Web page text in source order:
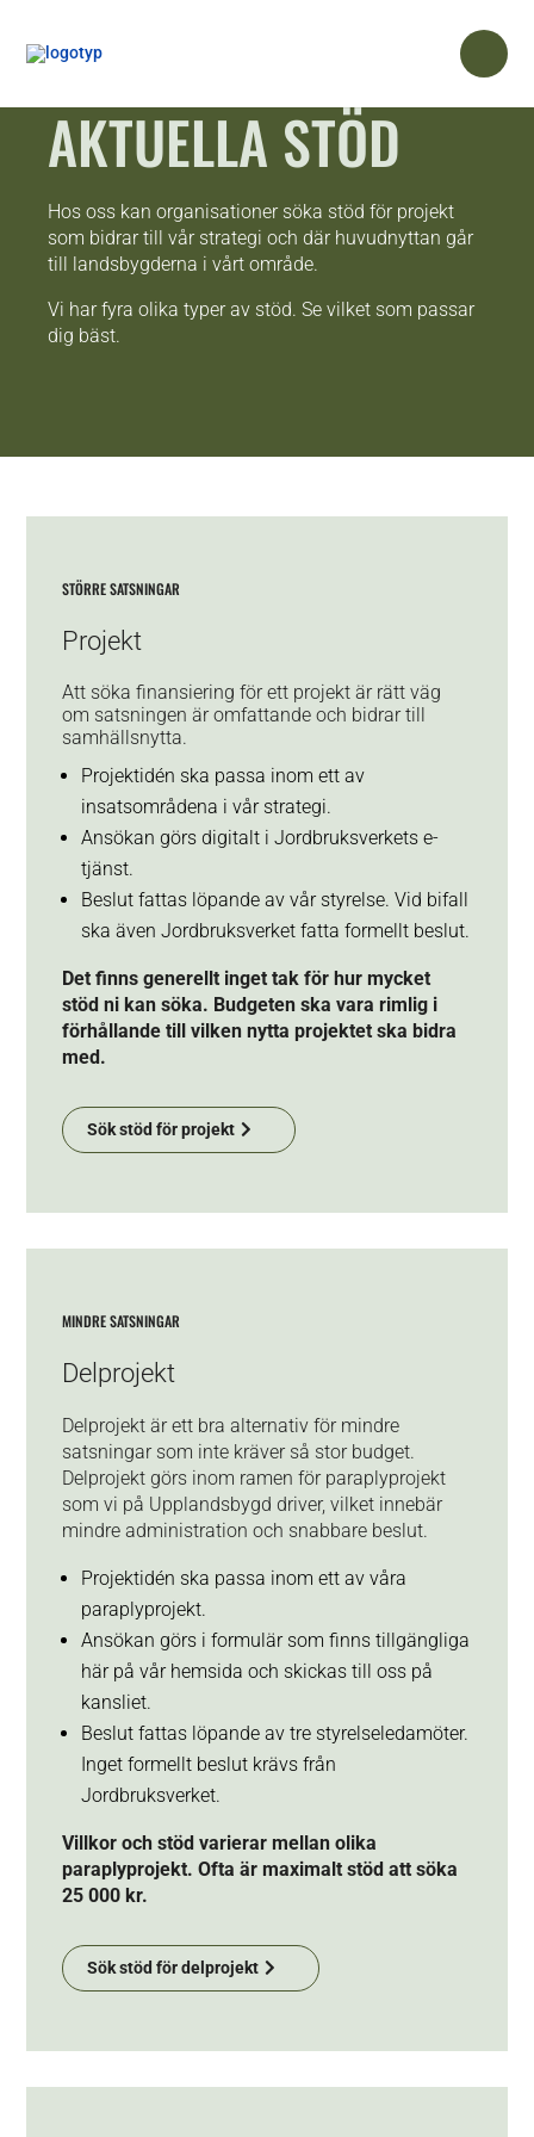
AKTUELLA STÖD
Hos oss kan organisationer söka stöd för projekt
som bidrar till vår strategi och där huvudnyttan går
till landsbygderna i vårt område.
Vi har fyra olika typer av stöd. Se vilket som passar
dig bäst.
STÖRRE SATSNINGAR
Projekt
Att söka finansiering för ett projekt är rätt väg
om satsningen är omfattande och bidrar till
samhällsnytta.
Projektidén ska passa inom ett av
insatsområdena i vår strategi.
Ansökan görs digitalt i Jordbruksverkets e-
tjänst.
Beslut fattas löpande av vår styrelse. Vid bifall
ska även Jordbruksverket fatta formellt beslut.
Det finns generellt inget tak för hur mycket
stöd ni kan söka. Budgeten ska vara rimlig i
förhållande till vilken nytta projektet ska bidra
med.
Sök stöd för projekt
MINDRE SATSNINGAR
Delprojekt
Delprojekt är ett bra alternativ för mindre
satsningar som inte kräver så stor budget.
Delprojekt görs inom ramen för paraplyprojekt
som vi på Upplandsbygd driver, vilket innebär
mindre administration och snabbare beslut.
Projektidén ska passa inom ett av våra
paraplyprojekt.
Ansökan görs i formulär som finns tillgängliga
här på vår hemsida och skickas till oss på
kansliet.
Beslut fattas löpande av tre styrelseledamöter.
Inget formellt beslut krävs från
Jordbruksverket.
Villkor och stöd varierar mellan olika
paraplyprojekt. Ofta är maximalt stöd att söka
25 000 kr.
Sök stöd för delprojekt